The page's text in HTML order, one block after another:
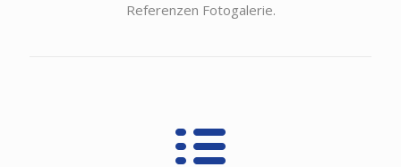
Referenzen Fotogalerie.